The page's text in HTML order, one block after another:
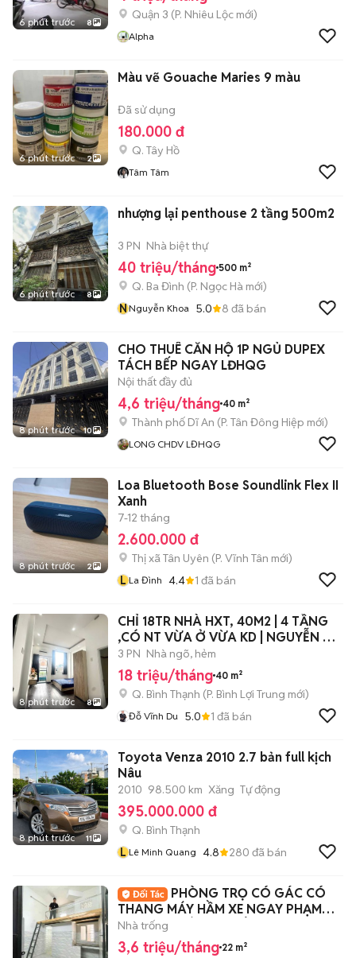
6 phút trước 8
Quận 3 (P. Nhiêu Lộc mới)
Alpha
6 phút trước 2
Màu vẽ Gouache Maries 9 màu
Đã sử dụng
180.000 đ
Q. Tây Hồ
Tâm Tâm
6 phút trước 8
nhượng lại penthouse 2 tầng 500m2
3 PN Nhà biệt thự
40 triệu/tháng 500 m²
Q. Ba Đình (P. Ngọc Hà mới)
NNguyễn Khoa 5.0 8 đã bán
8 phút trước 10
CHO THUÊ CĂN HỘ 1P NGỦ DUPEX
TÁCH BẾP NGAY LĐHQG
Nội thất đầy đủ
4,6 triệu/tháng 40 m²
Thành phố Dĩ An (P. Tân Đông Hiệp mới)
LONG CHDV LĐHQG
8 phút trước 2
Loa Bluetooth Bose Soundlink Flex II
Xanh
7-12 tháng
2.600.000 đ
Thị xã Tân Uyên (P. Vĩnh Tân mới)
L La Đình 4.4 1 đã bán
8 phút trước 8
CHỈ 18TR NHÀ HXT, 40M2 | 4 TẦNG
,CÓ NT VỪA Ở VỪA KD | NGUYỄN XÍ,
BT.
3 PN Nhà ngõ, hẻm
18 triệu/tháng 40 m²
Q. Bình Thạnh (P. Bình Lợi Trung mới)
Đỗ Vĩnh Du 5.0 1 đã bán
8 phút trước 11
Toyota Venza 2010 2.7 bản full kịch
Nâu
2010 98.500 km Xăng Tự động
395.000.000 đ
Q. Bình Thạnh
L Lê Minh Quang 4.8 280 đã bán
PHÒNG TRỌ CÓ GÁC CÓ
THANG MÁY HẦM XE NGAY PHẠM
VĂN HAI GIÁ SINH VIÊN
Nhà trống
3,6 triệu/tháng 22 m²